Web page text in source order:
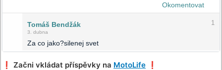
Okomentovat
Tomáš Bendžák
3. dubna
1
Za co jako?silenej svet
❗️ Začni vkládat příspěvky na MotoLife ❗️